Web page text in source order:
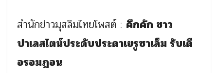
สำนักข่าวมุสลิมไทยโพสต์ : คึกคัก ชาว
ปาเลสไตน์ประดับประดาเยรูซาเล็ม รับเดื
อรอมฎอน